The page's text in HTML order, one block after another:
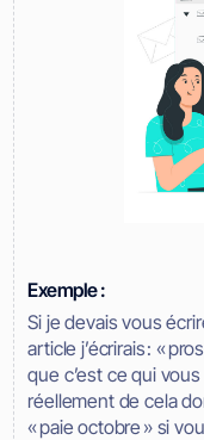
Exemple :
Si je devais vous
article j’écrirais : «
que c’est ce qui
réellement de cela
« paie octobre » si